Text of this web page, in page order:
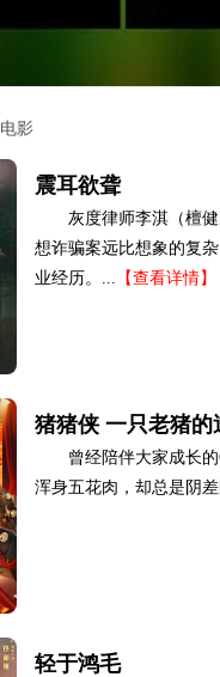
电影
震耳欲聋
灰度律师李淇（檀
想诈骗案远比想象的复
业经历。... 【查看详情】
猪猪侠 一只老猪的
曾经陪伴大家成长
浑身五花肉，却总是阴
轻于鸿毛